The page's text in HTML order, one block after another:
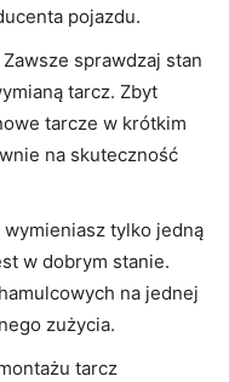
pojazdu.
Zawsze sprawdzaj stan
tarcz. Zbyt
tarcze w krótkim
na skuteczność
wymieniasz tylko jedną
w dobrym stanie.
na jednej
zużycia.
tarcz